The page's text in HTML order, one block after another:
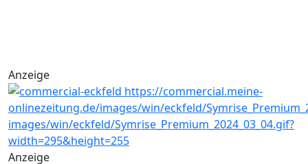
Anzeige
Anzeige